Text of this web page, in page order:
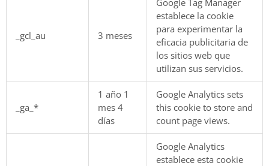
_gcl_au 3 meses
Google Tag Manager
establece la cookie
para experimentar la
eficacia publicitaria de
los sitios web que
utilizan sus servicios.
_ga_*
1 año 1
mes 4
días
Google Analytics sets
this cookie to store and
count page views.
Google Analytics
establece esta cookie